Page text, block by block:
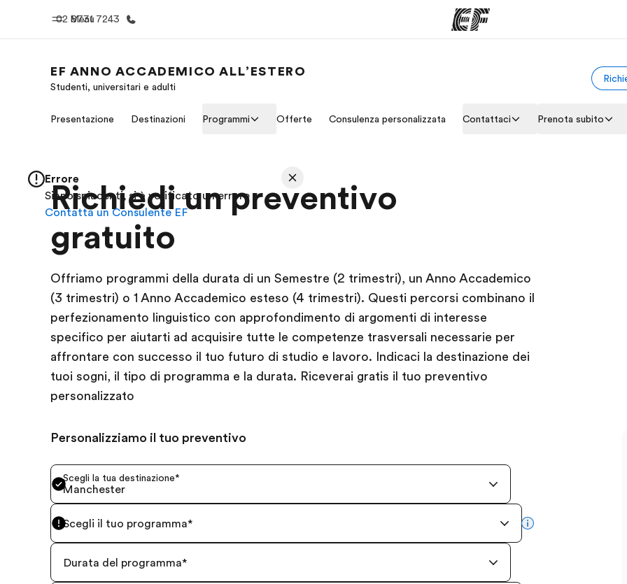
Menu
02 8731 7243
Benvenuto alla EF Vedi la nostra offerta Trova l'ufficio più vicino La nostra
EF ANNO ACCADEMICO ALL’ESTERO
Studenti, universitari e adulti
Presentazione Destinazioni Programmi Offerte Consulenza personalizzata Contattaci Prenota subito
Richiedi un preventivo
gratuito
Offriamo programmi della durata di un Semestre (2 trimestri), un Anno Accademico
(3 trimestri) o 1 Anno Accademico esteso (4 trimestri). Questi percorsi combinano il
perfezionamento linguistico con approfondimento di argomenti di interesse
specifico per aiutarti ad acquisire tutte le competenze trasversali necessarie per
affrontare con successo il tuo futuro di studio e lavoro. Indicaci la destinazione dei
tuoi sogni, il tipo di programma e la durata. Riceverai gratis il tuo preventivo
personalizzato
Personalizziamo il tuo preventivo
Scegli la tua destinazione*
Manchester
Scegli il tuo programma* more info
Durata del programma*
Errore
Siano spiacenti, si è verificato un errore
Contatta un Consulente EF